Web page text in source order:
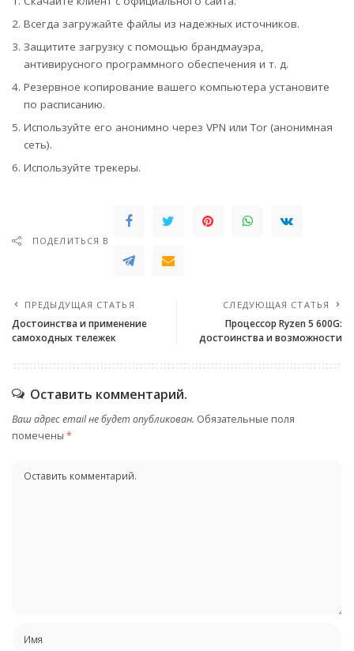
Всегда загружайте файлы из надежных источников.
Защитите загрузку с помощью брандмауэра,
антивирусного программного обеспечения и т. д.
Резервное копирование вашего компьютера установите
по расписанию.
Используйте его анонимно через VPN или Tor (анонимная
сеть).
Используйте трекеры.
ПОДЕЛИТЬСЯ В
ПРЕДЫДУЩАЯ СТАТЬЯ
Достоинства и применение
самоходных тележек
СЛЕДУЮЩАЯ СТАТЬЯ
Процессор Ryzen 5 600G:
достоинства и возможности
Оставить комментарий.
Ваш адрес email не будет опубликован. Обязательные поля
помечены *